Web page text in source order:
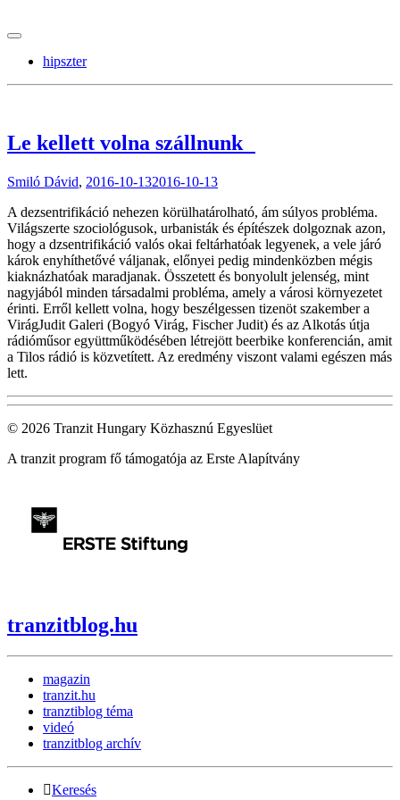
hipszter
Le kellett volna szállnunk
Smiló Dávid, 2016-10-132016-10-13
A dezsentrifikáció nehezen körülhatárolható, ám súlyos probléma.
Világszerte szociológusok, urbanisták és építészek dolgoznak azon,
hogy a dzsentrifikáció valós okai feltárhatóak legyenek, a vele járó
károk enyhíthetővé váljanak, előnyei pedig mindenközben mégis
kiaknázhatóak maradjanak. Összetett és bonyolult jelenség, mint
nagyjából minden társadalmi probléma, amely a városi környezetet
érinti. Erről kellett volna, hogy beszélgessen tizenöt szakember a
VirágJudit Galeri (Bogyó Virág, Fischer Judit) és az Alkotás útja
rádióműsor együttműködésében létrejött beerbike konferencián, amit
a Tilos rádió is közvetített. Az eredmény viszont valami egészen más
lett.
© 2026 Tranzit Hungary Közhasznú Egyeslüet
A tranzit program fő támogatója az Erste Alapítvány
tranzitblog.hu
magazin
tranzit.hu
tranztiblog téma
videó
tranzitblog archív
Keresés